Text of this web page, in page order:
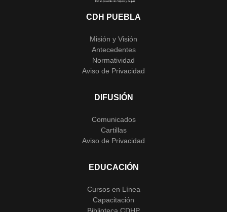
CDH PUEBLA
Misión y Visión
Antecedentes
Normatividad
Aviso de Privacidad
DIFUSIÓN
Comunicados
Cartillas
Aviso de Privacidad
EDUCACIÓN
Cursos en Línea
Capacitación